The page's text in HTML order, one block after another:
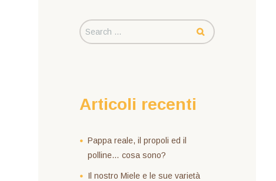
Articoli recenti
Pappa reale, il propoli ed il
polline… cosa sono?
Il nostro Miele e le sue varietà